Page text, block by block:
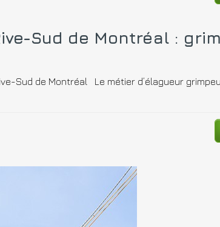
Sud de Montréal :
Sud de Montréal Le métier d’élagueur